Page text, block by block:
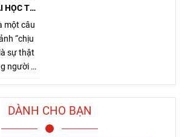
HỌC TỪ
HUANG
một câu
“chịu
sự thật
người đi
khi đã
DÀNH CHO BẠN